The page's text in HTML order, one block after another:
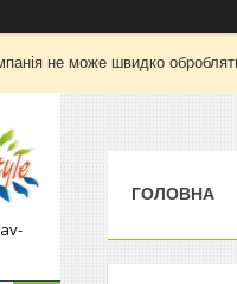
не може швидко
ГОЛОВНА